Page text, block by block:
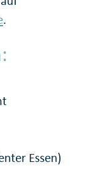
.
Essen)